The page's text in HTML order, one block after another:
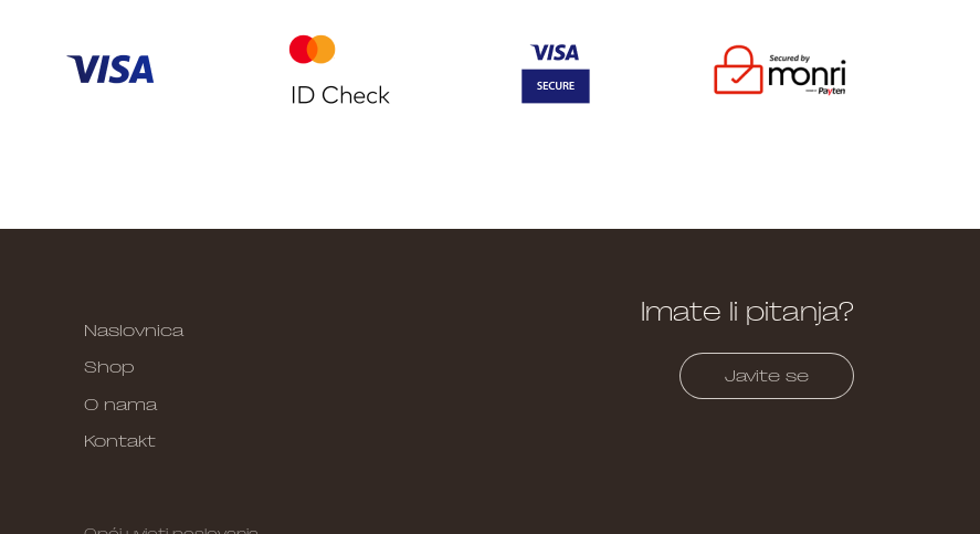
Naslovnica
Shop
O nama
Kontakt
Imate li pitanja?
Javite se